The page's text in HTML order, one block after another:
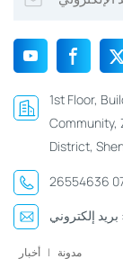
1st Floor,
Community,
District,
بريد إلكتروني :
مدونة | أخبار